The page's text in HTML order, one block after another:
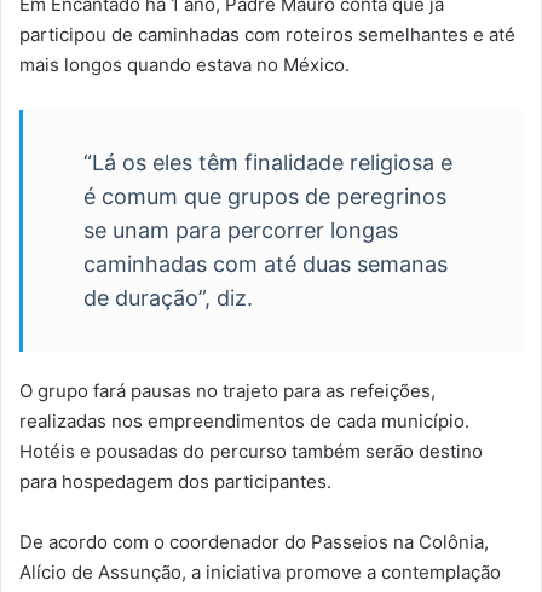
participou de caminhadas com roteiros semelhantes e até
mais longos quando estava no México.
“Lá os eles têm finalidade religiosa e
é comum que grupos de peregrinos
se unam para percorrer longas
caminhadas com até duas semanas
de duração”, diz.
O grupo fará pausas no trajeto para as refeições,
realizadas nos empreendimentos de cada município.
Hotéis e pousadas do percurso também serão destino
para hospedagem dos participantes.
De acordo com o coordenador do Passeios na Colônia,
Alício de Assunção, a iniciativa promove a contemplação